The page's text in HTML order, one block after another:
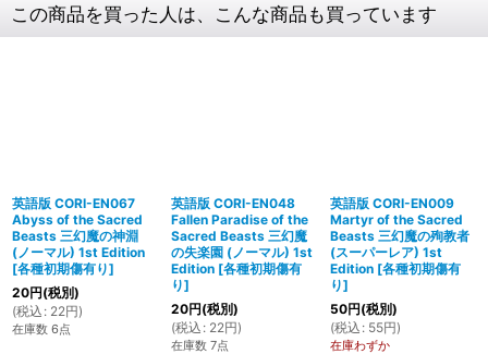
この商品を買った人は、こんな商品も買っています
英語版 CORI-EN067
Abyss of the Sacred
Beasts 三幻魔の神淵
(ノーマル) 1st Edition
[各種初期傷有り]
20円(税別)
(税込 : 22円)
在庫数 6点
英語版 CORI-EN048
Fallen Paradise of the
Sacred Beasts 三幻魔
の失楽園 (ノーマル) 1st
Edition [各種初期傷有
り]
20円(税別)
(税込 : 22円)
在庫数 7点
英語版 CORI-EN009
Martyr of the Sacred
Beasts 三幻魔の殉教者
(スーパーレア) 1st
Edition [各種初期傷有
り]
50円(税別)
(税込 : 55円)
在庫わずか